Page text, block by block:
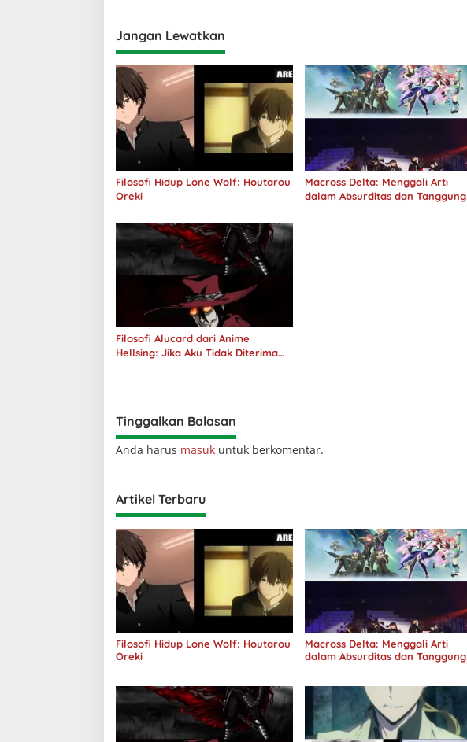
Jangan Lewatkan
Filosofi Hidup Lone Wolf: Houtarou
Oreki
Macross Delta: Menggali Arti
dalam Absurditas dan Tanggung
Filosofi Alucard dari Anime
Hellsing: Jika Aku Tidak Diterima
Tinggalkan Balasan
Anda harus masuk untuk berkomentar.
Artikel Terbaru
Filosofi Hidup Lone Wolf: Houtarou
Oreki
Macross Delta: Menggali Arti
dalam Absurditas dan Tanggung